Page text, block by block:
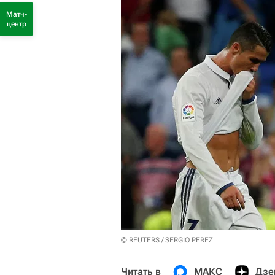
© REUTERS / SERGIO PEREZ
Читать в МАКС
Матч-
центр